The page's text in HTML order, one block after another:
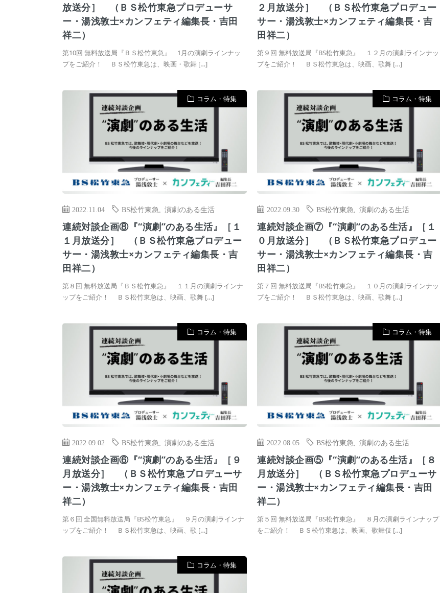
放送分］ （ＢＳ松竹東急プロデューサ
ー・湯浅敦士×カンフェティ編集長・吉田
祥二）
第10回 無料放送局『ＢＳ松竹東急』 1月の演劇ラインナッ
プをご紹介！ ＢＳ松竹東急は、映画・歌舞 […]
２月放送分］ （ＢＳ松竹東急プロデュー
サー・湯浅敦士×カンフェティ編集長・吉
田祥二）
第９回 無料放送局『BS松竹東急』 １２月の演劇ラインナッ
プをご紹介！ ＢＳ松竹東急は、映画、歌舞 […]
コラム・特集
2022.11.04 BS松竹東急 演劇のある生活
連続対談企画⑧『“演劇”のある生活』［１
１月放送分］ （ＢＳ松竹東急プロデュー
サー・湯浅敦士×カンフェティ編集長・吉
田祥二）
第８回 無料放送局『ＢＳ松竹東急』 １１月の演劇ラインナ
ップをご紹介！ ＢＳ松竹東急は、映画、歌舞 […]
コラム・特集
2022.09.30 BS松竹東急 ,演劇のある生活
連続対談企画⑦『“演劇”のある生活』［１
０月放送分］ （ＢＳ松竹東急プロデュー
サー・湯浅敦士×カンフェティ編集長・吉
田祥二）
第７回 無料放送局『BS松竹東急』 １０月の演劇ラインナッ
プをご紹介！ ＢＳ松竹東急は、映画、歌舞 […]
コラム・特集
2022.09.02 BS松竹東急 演劇のある生活
連続対談企画⑥『“演劇”のある生活』［９
月放送分］ （ＢＳ松竹東急プロデューサ
ー・湯浅敦士×カンフェティ編集長・吉田
祥二）
第６回 全国無料放送局『BS松竹東急』 ９月の演劇ラインナ
ップをご紹介！ ＢＳ松竹東急は、映画、歌 […]
コラム・特集
2022.08.05 BS松竹東急 ,演劇のある生活
連続対談企画⑤『“演劇”のある生活』［８
月放送分］ （ＢＳ松竹東急プロデューサ
ー・湯浅敦士×カンフェティ編集長・吉田
祥二）
第５回 無料放送局『BS松竹東急』 ８月の演劇ラインナップ
をご紹介！ ＢＳ松竹東急は、映画、歌舞伎 […]
コラム・特集